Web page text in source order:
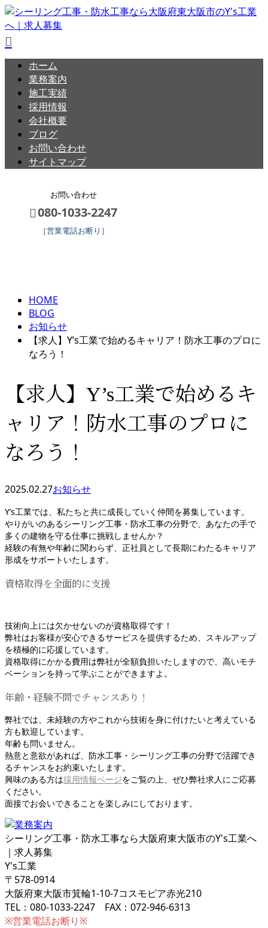
ホーム
業務案内
施工実績
採用情報
会社概要
ブログ
お問い合わせ
サイトマップ
お問い合わせ
080-1033-2247
［営業電話お断り］
HOME
BLOG
お知らせ
【求人】Y’s工業で始めるキャリア！防水工事のプロに
なろう！
【求人】Y’s工業で始めるキ
ャリア！防水工事のプロに
なろう！
2025.02.27お知らせ
Y’s工業では、私たちと共に成長していく仲間を募集しています。
やりがいのあるシーリング工事・防水工事の分野で、あなたの手で
多くの建物を守る仕事に挑戦しませんか？
経験の有無や年齢に関わらず、正社員として長期にわたるキャリア
形成をサポートいたします。
資格取得を全面的に支援
技術向上には欠かせないのが資格取得です！
弊社はお客様が安心できるサービスを提供するため、スキルアップ
を積極的に応援しています。
資格取得にかかる費用は弊社が全額負担いたしますので、高いモチ
ベーションを持って学ぶことができますよ。
年齢・経験不問でチャンスあり！
弊社では、未経験の方やこれから技術を身に付けたいと考えている
方も歓迎しています。
年齢も問いません。
熱意と意欲があれば、防水工事・シーリング工事の分野で活躍でき
るチャンスをお約束いたします。
興味のある方は採用情報ページをご覧の上、ぜひ弊社求人にご応募
ください。
面接でお会いできることを楽しみにしております。
シーリング工事・防水工事なら大阪府東大阪市のY's工業へ
｜求人募集
Y's工業
〒578-0914
大阪府東大阪市箕輪1-10-7コスモピア赤光210
TEL：080-1033-2247 FAX：072-946-6313
※営業電話お断り※